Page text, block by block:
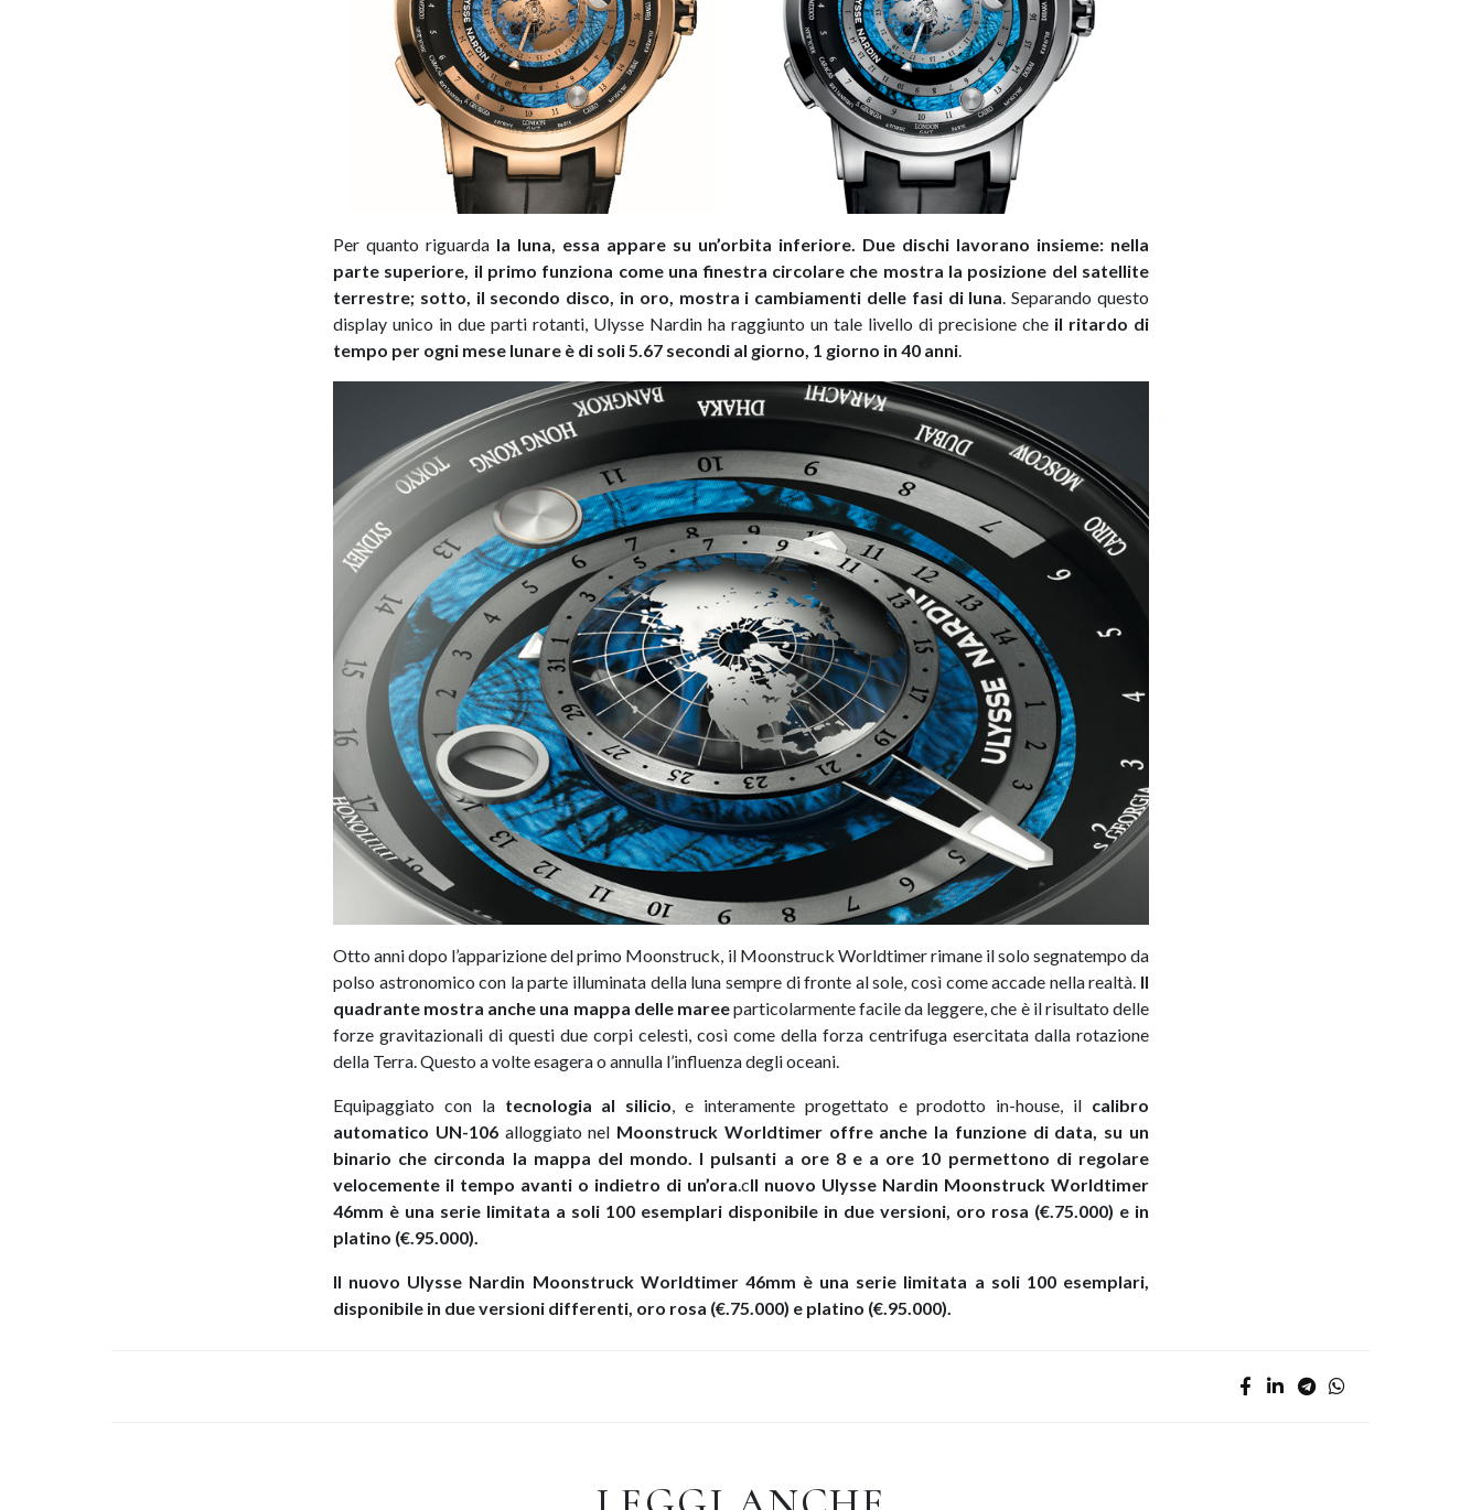
Per quanto riguarda la luna, essa appare su un’orbita inferiore. Due dischi lavorano insieme: nella
parte superiore, il primo funziona come una finestra circolare che mostra la posizione del satellite
terrestre; sotto, il secondo disco, in oro, mostra i cambiamenti delle fasi di luna . Separando questo
display unico in due parti rotanti, Ulysse Nardin ha raggiunto un tale livello di precisione che il ritardo di
tempo per ogni mese lunare è di soli 5.67 secondi al giorno, 1 giorno in 40 anni
Otto anni dopo l’apparizione del primo Moonstruck, il Moonstruck Worldtimer rimane il solo segnatempo da
polso astronomico con la parte illuminata della luna sempre di fronte al sole, così come accade nella realtà. Il
quadrante mostra anche una mappa delle mareeparticolarmente facile da leggere, che è il risultato delle
forze gravitazionali di questi due corpi celesti, così come della forza centrifuga esercitata dalla rotazione
della Terra. Questo a volte esagera o annulla l’influenza degli oceani.
Equipaggiato con la tecnologia al silicio, e interamente progettato e prodotto in-house, il calibro
automatico UN-106alloggiato nel Moonstruck Worldtimer offre anche la funzione di data, su un
binario che circonda la mappa del mondo. I pulsanti a ore 8 e a ore 10 permettono di regolare
velocemente il tempo avanti o indietro di un’ora.cIl nuovo Ulysse Nardin Moonstruck Worldtimer
46mm è una serie limitata a soli 100 esemplari disponibile in due versioni, oro rosa (€.75.000) e in
platino (€.95.000).
Il nuovo Ulysse Nardin Moonstruck Worldtimer 46mm è una serie limitata a soli 100 esemplari,
disponibile in due versioni differenti, oro rosa (€.75.000) e platino (€.95.000).